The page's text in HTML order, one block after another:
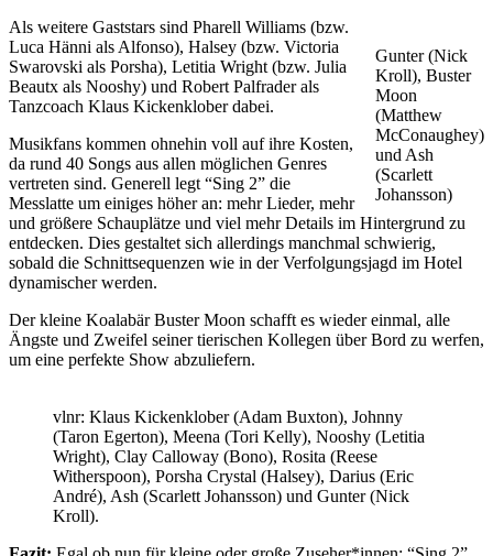
Gunter (Nick
Kroll), Buster
Moon
(Matthew
McConaughey)
und Ash
(Scarlett
Johansson)
Als weitere Gaststars sind Pharell Williams (bzw.
Luca Hänni als Alfonso), Halsey (bzw. Victoria
Swarovski als Porsha), Letitia Wright (bzw. Julia
Beautx als Nooshy) und Robert Palfrader als
Tanzcoach Klaus Kickenklober dabei.
Musikfans kommen ohnehin voll auf ihre Kosten,
da rund 40 Songs aus allen möglichen Genres
vertreten sind. Generell legt “Sing 2” die
Messlatte um einiges höher an: mehr Lieder, mehr
und größere Schauplätze und viel mehr Details im Hintergrund zu
entdecken. Dies gestaltet sich allerdings manchmal schwierig,
sobald die Schnittsequenzen wie in der Verfolgungsjagd im Hotel
dynamischer werden.
Der kleine Koalabär Buster Moon schafft es wieder einmal, alle
Ängste und Zweifel seiner tierischen Kollegen über Bord zu werfen,
um eine perfekte Show abzuliefern.
vlnr: Klaus Kickenklober (Adam Buxton), Johnny
(Taron Egerton), Meena (Tori Kelly), Nooshy (Letitia
Wright), Clay Calloway (Bono), Rosita (Reese
Witherspoon), Porsha Crystal (Halsey), Darius (Eric
André), Ash (Scarlett Johansson) und Gunter (Nick
Kroll).